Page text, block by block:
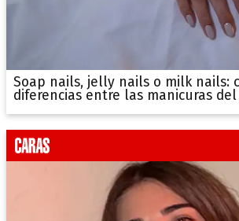
Soap nails, jelly nails o milk nails:
diferencias entre las manicuras